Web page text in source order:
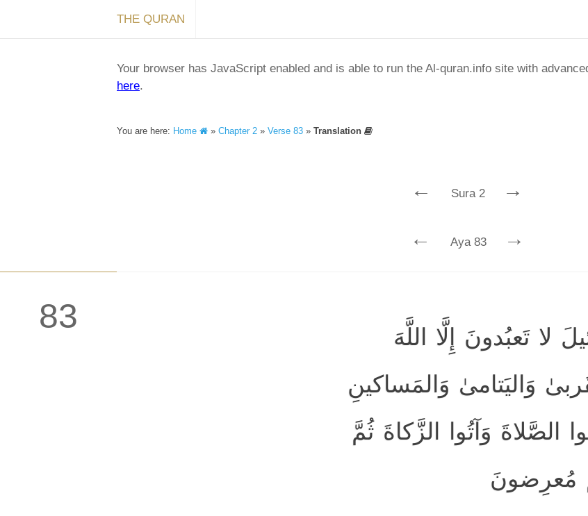
THE QURAN
Your browser has JavaScript enabled and is able to run the Al-quran.info site with
here.
You are here: Home » Chapter 2 » Verse 83 » Translation
← Sura 2 →
← Aya 83 →
83
لا تَعبُدونَ إِلَّا اللَّهَ
وَاليَتامىٰ وَالمَساكينِ
الصَّلاةَ وَآتُوا الزَّكاةَ ثُمَّ
مُعرِضونَ